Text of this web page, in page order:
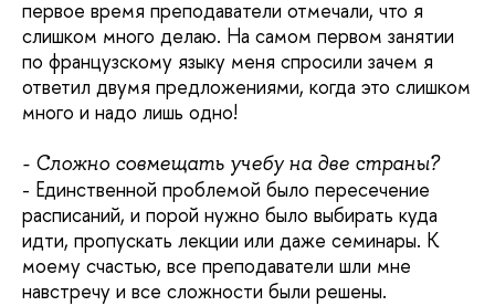
первое время преподаватели отмечали, что я
слишком много делаю. На самом первом занятии
по французскому языку меня спросили зачем я
ответил двумя предложениями, когда это слишком
много и надо лишь одно!
- Сложно совмещать учебу на две страны?
- Единственной проблемой было пересечение
расписаний, и порой нужно было выбирать куда
идти, пропускать лекции или даже семинары. К
моему счастью, все преподаватели шли мне
навстречу и все сложности были решены.